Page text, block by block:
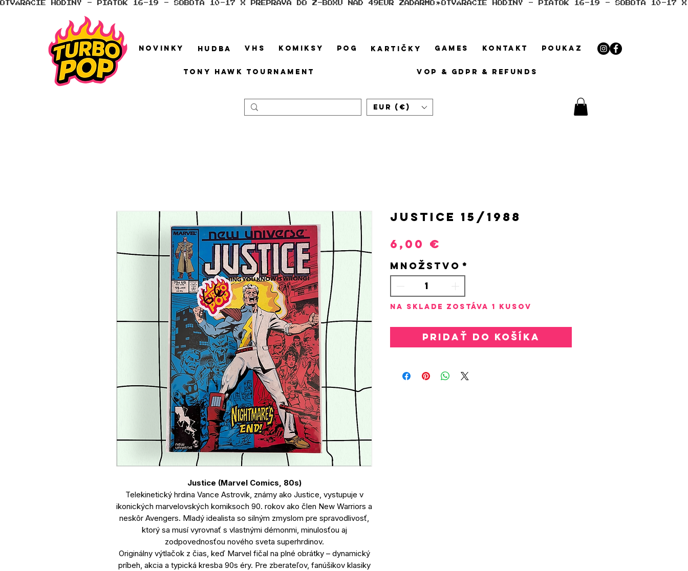
OTVÁRACIE HODINY - PIATOK 16-19 - SOBOTA 10-17 X PREPRAVA DO Z-BOXU NAD 49EUR ZADARMO
NOVINKY HUDBA VHS KOMIKSY POG KARTIČKY GAMES KONTAKT POUKAZ
TONY HAWK TOURNAMENT VOP & GDPR & REFUNDS
EUR (€)
Justice (Marvel Comics, 80s)
Telekinetický hrdina Vance Astrovik, známy ako Justice, vystupuje v
ikonických marvelovských komiksoch 90. rokov ako člen New Warriors a
neskôr Avengers. Mladý idealista so silným zmyslom pre spravodlivosť,
ktorý sa musí vyrovnať s vlastnými démonmi, minulosťou aj
zodpovednosťou nového sveta superhrdinov.
Originálny výtlačok z čias, keď Marvel fičal na plné obrátky – dynamický
príbeh, akcia a typická kresba 90s éry. Pre zberateľov, fanúšikov klasiky
JUSTICE 15/1988
6,00 €
Množstvo *
Na sklade zostáva 1 kusov
Pridať do košíka